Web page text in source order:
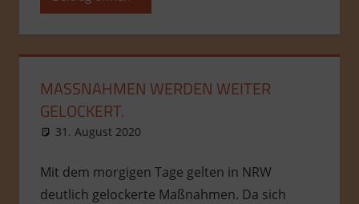
MASSNAHMEN WERDEN WEITER G
ELOCKERT.
31. August 2020
Mit dem morgigen Tage gelten in NRW
deutlich gelockerte Maßnahmen. Da sich